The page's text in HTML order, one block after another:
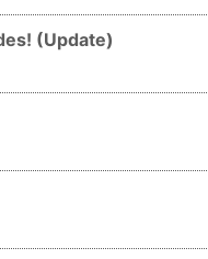
(Update)